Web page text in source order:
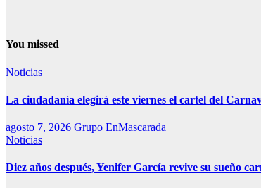
You missed
Noticias
La ciudadanía elegirá este viernes el cartel del
agosto 7, 2026 Grupo EnMascarada
Noticias
Diez años después, Yenifer García revive su sueño